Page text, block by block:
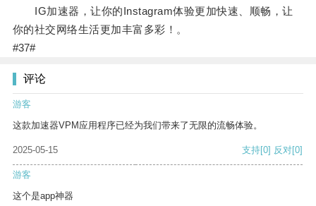
IG加速器，让你的Instagram体验更加快速、顺畅，让
你的社交网络生活更加丰富多彩！。
#37#
评论
游客
这款加速器VPM应用程序已经为我们带来了无限的流畅体验。
2025-05-15 支持[0] 反对[0]
游客
这个是app神器